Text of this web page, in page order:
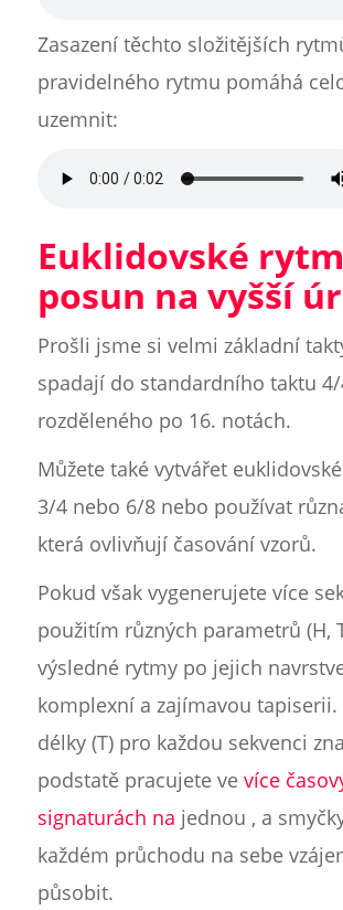
Zasazení těchto složitějších
pravidelného rytmu pomáhá
uzemnit:
Euklidovské
posun na vyšší
Prošli jsme si velmi základní
spadají do standardního taktu 4/
rozděleného po 16. notách.
Můžete také vytvářet
3/4 nebo 6/8 nebo používat
která ovlivňují časování vzorů.
Pokud však vygenerujete více
použitím různých parametrů (H,
výsledné rytmy po jejich
komplexní a zajímavou
délky (T) pro každou sekvenci
podstatě pracujete ve více
signaturách na jednou , a
každém průchodu na sebe
působit.